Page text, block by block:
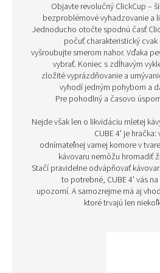
Objavte revolučný ClickCup –
bezproblémové vyhadzovanie a
Jednoducho otočte spodnú časť
počuť charakteristický cvak
vyšroubujte smerom nahor. Vďaka
vybrať. Koniec s zdĺhavým
zložité vyprázdňovanie a
vyhodí jedným pohybom a
Pre pohodlný a časovo
Nejde však len o likvidáciu mletej
CUBE 4' je hračka:
odnímateľnej varnej komore v
kávovaru nemôžu hromadiť
Stačí pravidelne odvápňovať
to potrebné, CUBE 4' vás
upozorní. A samozrejme má aj
ktoré trvajú len